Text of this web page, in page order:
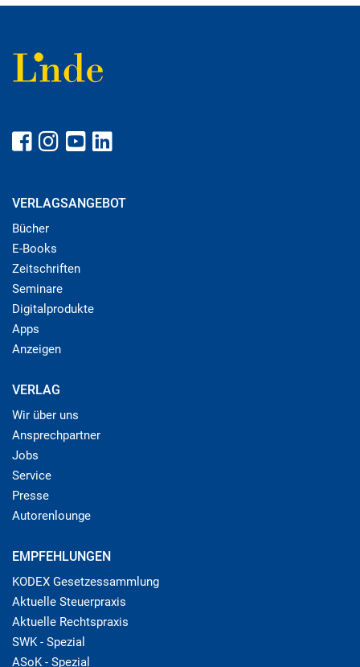
VERLAGSANGEBOT
Bücher
E-Books
Zeitschriften
Seminare
Digitalprodukte
Apps
Anzeigen
VERLAG
Wir über uns
Ansprechpartner
Jobs
Service
Presse
Autorenlounge
EMPFEHLUNGEN
KODEX Gesetzessammlung
Aktuelle Steuerpraxis
Aktuelle Rechtspraxis
SWK - Spezial
ASoK - Spezial